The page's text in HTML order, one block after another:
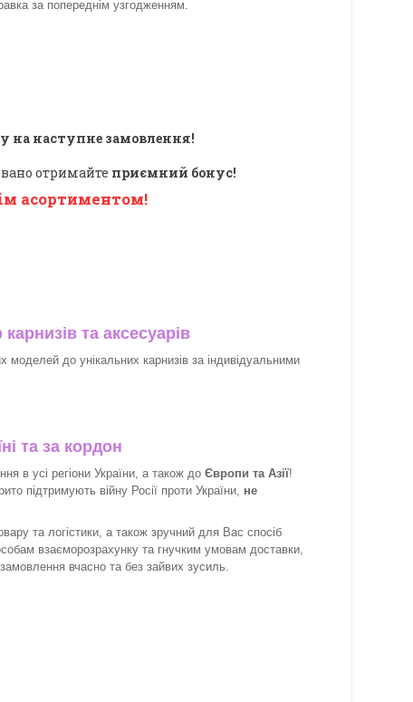
за попереднім узгодженням.
на наступне замовлення!
отримайте приємний бонус!
асортиментом!
та аксесуарів
моделей до унікальних карнизів за індивідуальними
та за кордон
в усі регіони України, а також до Європи та Азії!
підтримують війну Росії проти України, не
та логістики, а також зручний для Вас спосіб
взаєморозрахунку та гнучким умовам доставки,
вчасно та без зайвих зусиль.